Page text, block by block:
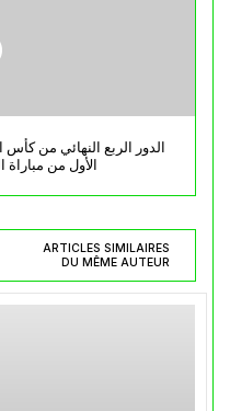
الأول من
ARTICLES SIMILAIRES
DU MÊME AUTEUR